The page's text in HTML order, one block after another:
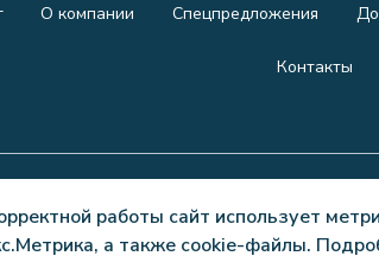
О компании Спецпредложения
Контакты
работы сайт использует
а также cookie-файлы.